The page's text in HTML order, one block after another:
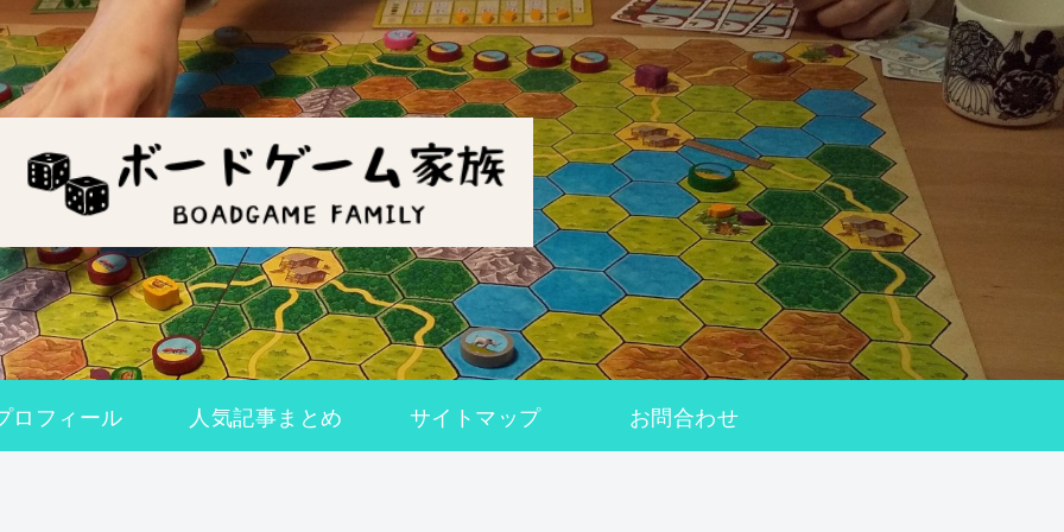
ロフィール 人気記事まとめ サイトマップ お問合わせ